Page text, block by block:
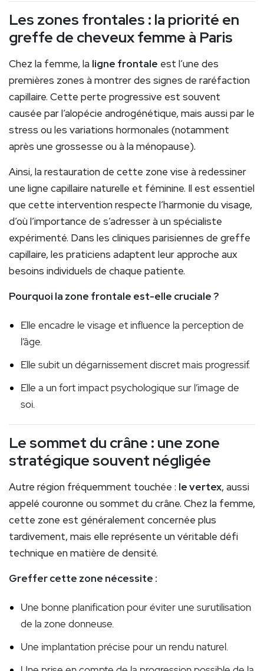
Les zones frontales : la priorité en
greffe de cheveux femme à Paris
Chez la femme, la ligne frontale est l’une des
premières zones à montrer des signes de raréfaction
capillaire. Cette perte progressive est souvent
causée par l’alopécie androgénétique, mais aussi par le
stress ou les variations hormonales (notamment
après une grossesse ou à la ménopause).
Ainsi, la restauration de cette zone vise à redessiner
une ligne capillaire naturelle et féminine. Il est essentiel
que cette intervention respecte l’harmonie du visage,
d’où l’importance de s’adresser à un spécialiste
expérimenté. Dans les cliniques parisiennes de greffe
capillaire, les praticiens adaptent leur approche aux
besoins individuels de chaque patiente.
Pourquoi la zone frontale est-elle cruciale ?
Elle encadre le visage et influence la perception de
l’âge.
Elle subit un dégarnissement discret mais progressif.
Elle a un fort impact psychologique sur l’image de
soi.
Le sommet du crâne : une zone
stratégique souvent négligée
Autre région fréquemment touchée : le vertex, aussi
appelé couronne ou sommet du crâne. Chez la femme,
cette zone est généralement concernée plus
tardivement, mais elle représente un véritable défi
technique en matière de densité.
Greffer cette zone nécessite :
Une bonne planification pour éviter une surutilisation
de la zone donneuse.
Une implantation précise pour un rendu naturel.